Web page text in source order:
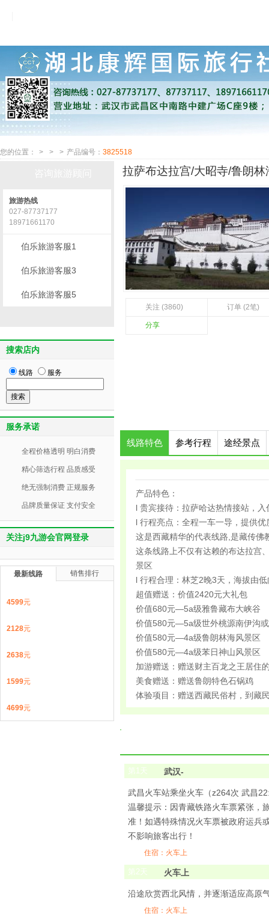
您的位置： > > > 产品编号： 3825518
拉萨布达拉宫/大昭寺/鲁朗
关注 (3860) 订单 (2笔)
分享
线路特色 参考行程 途经景点
产品特色：
l 贵宾接待：拉萨哈达热情接站，
l 行程亮点：全程一车一导，提供优
这是西藏精华的代表线路,是藏传佛
这条线路上不仅有达赖的布达拉宫
景区
l 行程合理：林芝2晚3天，海拔由
超值赠送：价值2420元大礼包
价值680元—5a级雅鲁藏布大峡谷
价值580元—5a级世外桃源南伊沟
价值580元—4a级鲁朗林海风景区
价值580元—4a级苯日神山风景区
加游赠送：赠送财主百龙之王居住
美食赠送：赠送鲁朗特色石锅鸡
体验项目：赠送西藏民俗村，到藏
第1天 武汉-
武昌火车站乘坐火车（z264次 武昌
温馨提示：因青藏铁路火车票紧张，
准！如遇特殊情况火车票被政府运兵
不影响旅客出行！
住宿：火车上
第2天 火车上
沿途欣赏西北风情，并逐渐适应高原
住宿：火车上
旅游热线
027-87737177
18971661170
伯乐旅游客服1
伯乐旅游客服3
伯乐旅游客服5
搜索店内
线路 服务
服务承诺
全程价格透明 明白消费
精心筛选行程 品质感受
绝无强制消费 正规服务
品牌质量保证 支付安全
关注j9九游会官网登录
最新线路 销售排行
4599元
2128元
2638元
1599元
4699元